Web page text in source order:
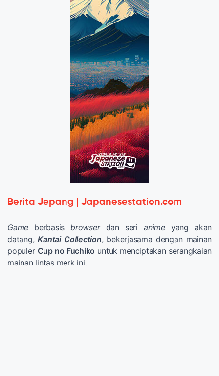
Berita Jepang | Japanesestation.com
Game berbasis browserdan serianimeyang akan
datang,Kantai Collection, bekerjasama dengan mainan
populer Cup no Fuchiko untuk menciptakan serangkaian
mainan lintas merk ini.